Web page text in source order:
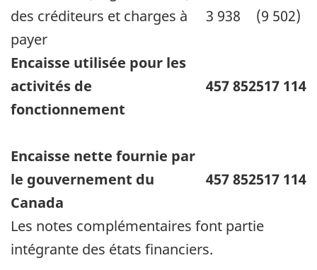
des créditeurs et charges à
payer
3 938 (9 502)
Encaisse utilisée pour les
activités de
fonctionnement
457 852517 114
Encaisse nette fournie par
le gouvernement du
Canada
457 852517 114
Les notes complémentaires font partie
intégrante des états financiers.